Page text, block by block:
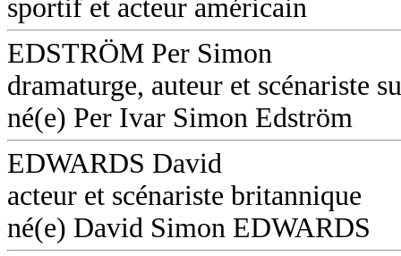
sportif et acteur américain
EDSTRÖM Per Simon
dramaturge, auteur et scénariste
né(e) Per Ivar Simon Edström
EDWARDS David
acteur et scénariste britannique
né(e) David Simon EDWARDS